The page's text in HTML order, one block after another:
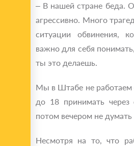
– В нашей стране беда.
агрессивно. Много
ситуации обвинения,
важно для себя
ты это делаешь.
Мы в Штабе не
до 18 принимать
потом вечером не
Несмотря на то, что